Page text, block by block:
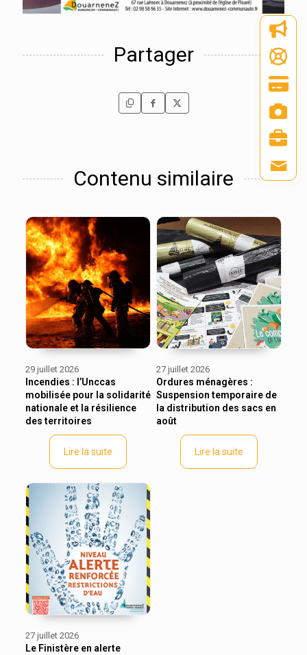
Partager
Contenu similaire
29 juillet 2026
Incendies : l’Unccas
mobilisée pour la solidarité
nationale et la résilience
des territoires
Lire la suite
27 juillet 2026
Ordures ménagères :
Suspension temporaire de
la distribution des sacs en
août
Lire la suite
27 juillet 2026
Le Finistère en alerte